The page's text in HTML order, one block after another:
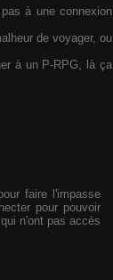
à une connexion
de voyager, ou
à un P-RPG, là ça
faire l'impasse
pour pouvoir
n'ont pas accès